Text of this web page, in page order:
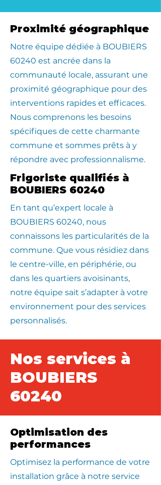
Proximité géographique
​Notre équipe dédiée à BOUBIERS
60240 est ancrée dans la
communauté locale, assurant une
proximité géographique pour des
interventions rapides et efficaces.
Nous comprenons les besoins
spécifiques de cette charmante
commune et sommes prêts à y
répondre avec professionnalisme.
Frigoriste qualifiés à
BOUBIERS 60240
En tant qu’expert locale à
BOUBIERS 60240, nous
connaissons les particularités de la
commune. Que vous résidiez dans
le centre-ville, en périphérie, ou
dans les quartiers avoisinants,
notre équipe sait s’adapter à votre
environnement pour des services
personnalisés.
Nos services à
BOUBIERS
60240
Optimisation des
performances
Optimisez la performance de votre
installation grâce à notre service